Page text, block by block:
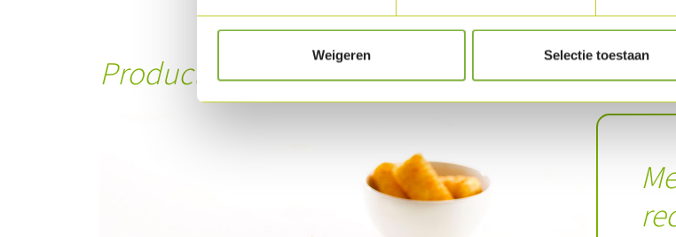
Weigeren Selectie toestaan
Download recept
Product in dit recept